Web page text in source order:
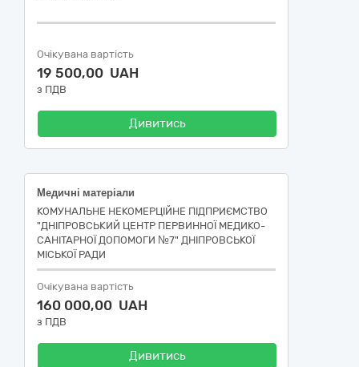
Очікувана вартість
19 500,00 UAH
з ПДВ
Дивитись
Медичні матеріали
КОМУНАЛЬНЕ НЕКОМЕРЦІЙНЕ ПІДПРИЄМСТВО
"ДНІПРОВСЬКИЙ ЦЕНТР ПЕРВИННОЇ МЕДИКО-
САНІТАРНОЇ ДОПОМОГИ №7" ДНІПРОВСЬКОЇ
МІСЬКОЇ РАДИ
Очікувана вартість
160 000,00 UAH
з ПДВ
Дивитись